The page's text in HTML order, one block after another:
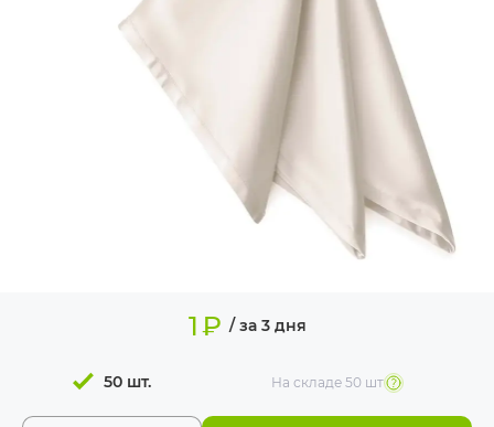
ИЗДЕЛИЯ ДЛЯ
1₽ / за 3 дня
50 шт. На складе 50 шт